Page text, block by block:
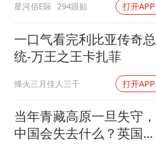
星河佰E际 294跟贴 打开APP
一口气看完利比亚传奇总
统-万王之王卡扎菲
烽火三月佳人三千 打开APP
当年青藏高原一旦失守，
中国会失去什么？英国人